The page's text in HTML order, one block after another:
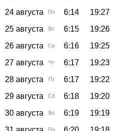
24 августа
Пн 6:14 19:27
25 августа
Вт 6:15 19:26
26 августа
Ср 6:16 19:25
27 августа
Чт 6:17 19:23
28 августа
Пт 6:17 19:22
29 августа
Сб 6:18 19:20
30 августа
Вс 6:19 19:19
Пн